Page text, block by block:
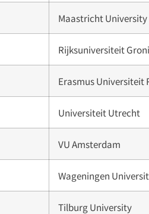
Maastricht University
Rijksuniversiteit
Erasmus Universiteit
Universiteit Utrecht
VU Amsterdam
Wageningen
Tilburg University